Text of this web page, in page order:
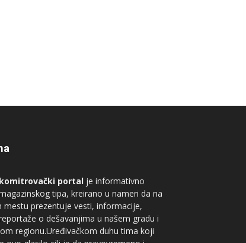
portal je informativno
tipa, kreirano u nameri da na
mestu prezentuje vesti, informacije,
o dešavanjima u našem gradu i
regionu.Uređivačkom duhu tima koji